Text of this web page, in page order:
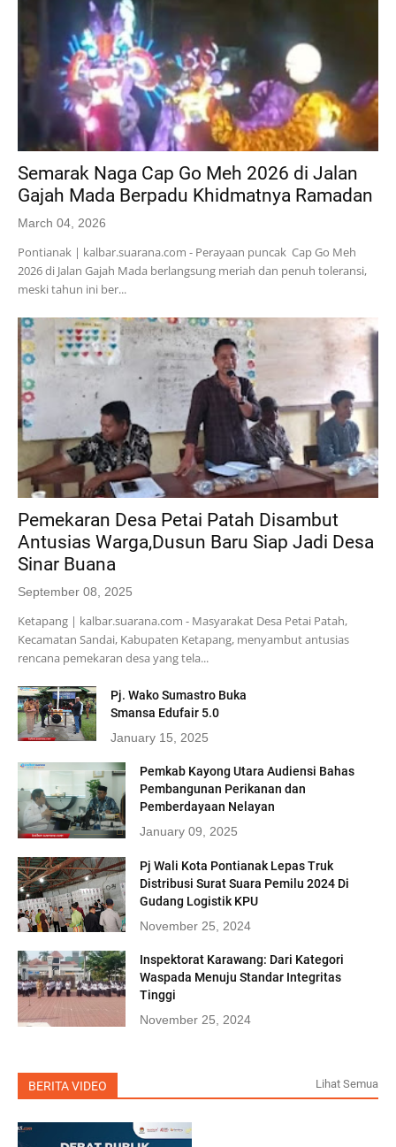
Semarak Naga Cap Go Meh 2026 di Jalan
Gajah Mada Berpadu Khidmatnya Ramadan
March 04, 2026
Pontianak | kalbar.suarana.com - Perayaan puncak Cap Go Meh
2026 di Jalan Gajah Mada berlangsung meriah dan penuh toleransi,
meski tahun ini ber...
Pemekaran Desa Petai Patah Disambut
Antusias Warga,Dusun Baru Siap Jadi Desa
Sinar Buana
September 08, 2025
Ketapang | kalbar.suarana.com - Masyarakat Desa Petai Patah,
Kecamatan Sandai, Kabupaten Ketapang, menyambut antusias
rencana pemekaran desa yang tela...
Pj. Wako Sumastro Buka
Smansa Edufair 5.0
January 15, 2025
Pemkab Kayong Utara Audiensi Bahas
Pembangunan Perikanan dan
Pemberdayaan Nelayan
January 09, 2025
Pj Wali Kota Pontianak Lepas Truk
Distribusi Surat Suara Pemilu 2024 Di
Gudang Logistik KPU
November 25, 2024
Inspektorat Karawang: Dari Kategori
Waspada Menuju Standar Integritas
Tinggi
November 25, 2024
BERITA VIDEO Lihat Semua